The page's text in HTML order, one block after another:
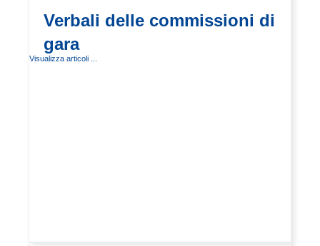
Verbali delle commissioni di
gara
Visualizza articoli ...